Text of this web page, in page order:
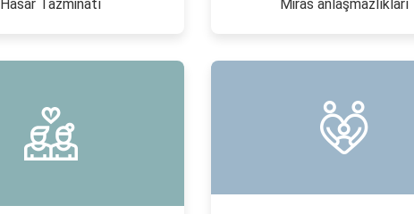
Hasar Tazminatı Miras anlaşmazlıkları